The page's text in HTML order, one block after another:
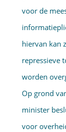
voor de
hiervan kan
repressieve
worden
Op grond
minister
voor